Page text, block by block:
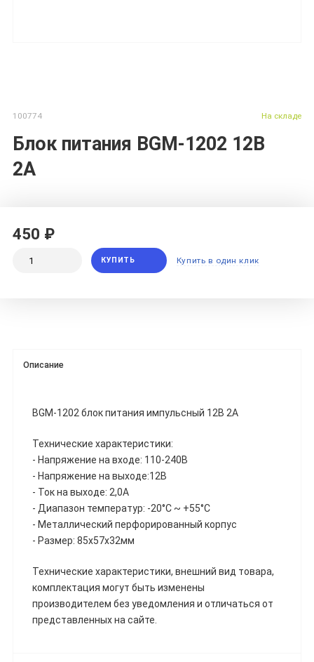
100774
Блок питания BGM-1202 12В
2A
На складе
450 ₽
КУПИТЬ Купить в один клик
Описание
BGM-1202 блок питания импульсный 12В 2А
Технические характеристики:
- Напряжение на входе: 110-240В
- Напряжение на выходе:12В
- Ток на выходе: 2,0А
- Диапазон температур: -20°C ~ +55°C
- Металлический перфорированный корпус
- Размер: 85х57х32мм
Технические характеристики, внешний вид товара,
комплектация могут быть изменены
производителем без уведомления и отличаться от
представленных на сайте.